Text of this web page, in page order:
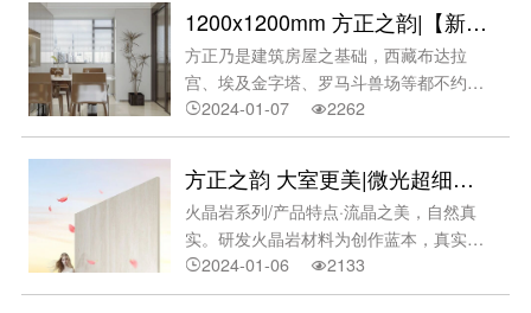
感技术模拟石材经时间洗礼，或柔润、或
斑驳质感，显露时光沉淀的美。于「规
格」而言，大岩板方正有型，比例规整。
方正的比例，方正的规整。和谐给人以平
衡与稳重美感，符合国人天圆地方的认
理。·贝聿铭大师
感度：11-12°灵感来源——比天鹅细绒更
加丝滑，淡淡光泽化去层层装饰，使用多
维雕刻釉、数码模具等呈现如珍珠绒缎稠
密细腻，以致散发出丝丝光华，质地强
韧。产品特点——高通透性，高舒适感。
以简洁工序釉色驾驭光影，应用色彩通透
润泽，触感温凉。零感还原，至真至美。
采用多维雕刻釉还原材料美学，纹理细
致，复刻力强劲，至真至美。丝质柔润，
60°白坯纯度高。多层打磨以致丝质柔
1200x1200mm 方正之韵|【新品发布】流晶微光，大室更美
方正乃是建筑房屋之基础，西藏布达拉
宫、埃及金字塔、罗马斗兽场等都不约而
同使用了正方形的石材或瓷砖作为建造材
料。方正之基，无穷力量；方正之韵，大
室更美。‍1200*1200mm，方正之韵。火
晶岩系列/产品特点HUOJINGROCK·流晶
之美，自然真实。研发高韧超亮火晶岩材
料为创作蓝本，真实还原材料美学，流露
出丰富的晶体光感美。·1:1经典比例，更
多搭配方案。形随机能，方正尺度符合国
2024-01-07 2262
方正之韵 大室更美|微光超细干粒，自然奢美。@火晶岩系列
火晶岩系列/产品特点·流晶之美，自然真
实。研发火晶岩材料为创作蓝本，真实还
原材料美学，流露出丰富的晶体光感美。
·1:1经典比例，更多搭配方案。形随机
2024-01-06 2133